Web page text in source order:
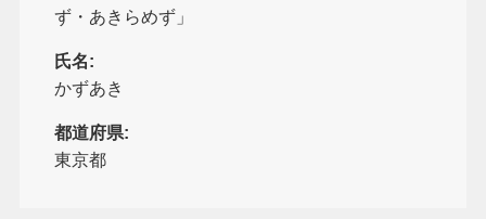
ず・あきらめず」
氏名:
かずあき
都道府県:
東京都